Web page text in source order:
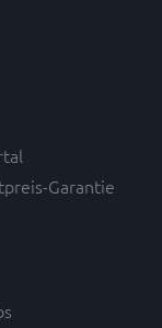
Garantie